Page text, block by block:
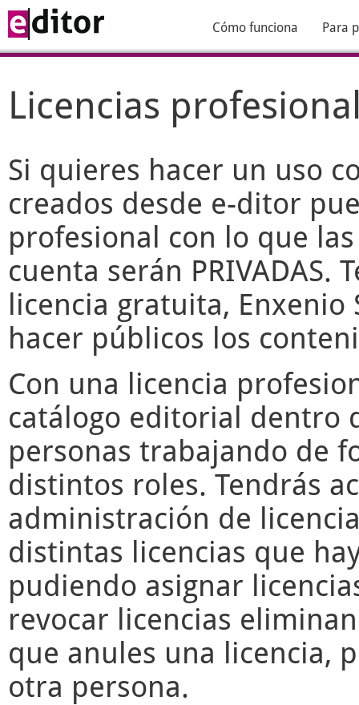
Cómo funciona Para
Licencias
Si quieres hacer un uso
creados desde e-ditor
profesional con lo que
cuenta serán PRIVADAS.
licencia gratuita, Enxenio
hacer públicos los
Con una licencia
catálogo editorial dentro
personas trabajando de
distintos roles. Tendrás
administración de
distintas licencias que
pudiendo asignar
revocar licencias
que anules una licencia,
otra persona.